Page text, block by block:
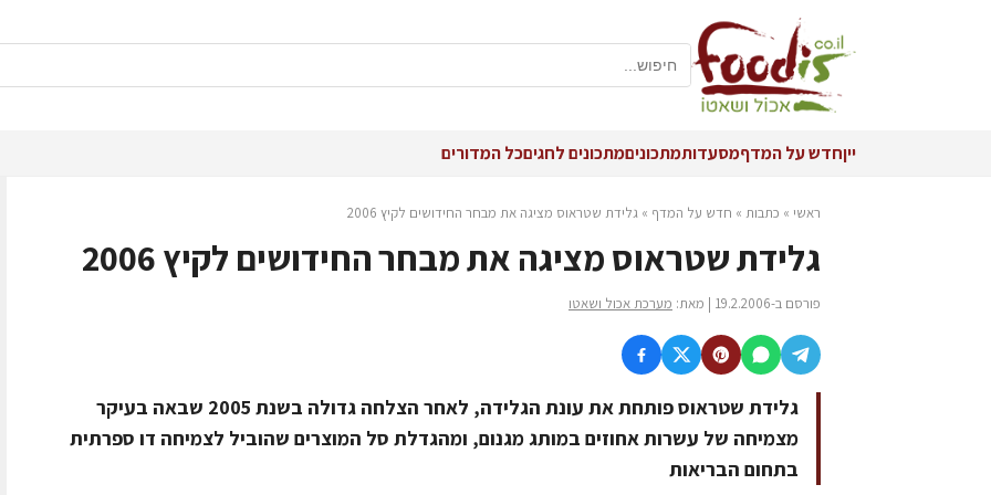
ייןחדש על המדףמסעדותמתכוניםמתכונים לחגיםכל המדורים
ראשי » כתבות » חדש על המדף » גלידת שטראוס מציגה את מבחר החידושים לקיץ 2006
גלידת שטראוס מציגה את מבחר החידושים לקיץ 2006
פורסם ב-19.2.2006 | מאת: מערכת אכול ושאטו
גלידת שטראוס פותחת את עונת הגלידה, לאחר הצלחה גדולה בשנת 2005 שבאה בעיקר
מצמיחה של עשרות אחוזים במותג מגנום, ומהגדלת סל המוצרים שהוביל לצמיחה דו ספרתית
בתחום הבריאות